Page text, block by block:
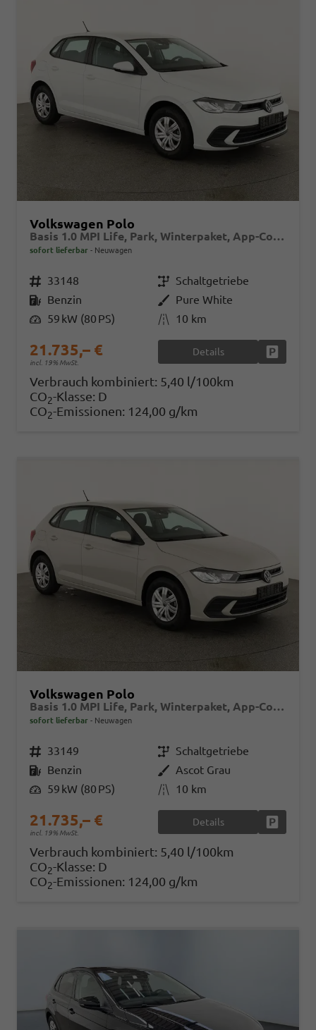
Volkswagen Polo
Basis 1.0 MPI Life, Park, Winterpaket, App-Connect, sofort
sofort lieferbar Neuwagen
Fahrzeugnr. 33148 GetriebeSchaltgetriebe
Kraftstoff Benzin AußenfarbePure White
Leistung 59 kW (80 PS) Kilometerstand 10 km
21.735,– €
incl. 19% MwSt.
Details
Verbrauch kombiniert: 5,40 l/100km
CO2-Klasse: D
CO2-Emissionen: 124,00 g/km
Volkswagen Polo
Basis 1.0 MPI Life, Park, Winterpaket, App-Connect, sofort
sofort lieferbar Neuwagen
Fahrzeugnr. 33149 GetriebeSchaltgetriebe
Kraftstoff Benzin AußenfarbeAscot Grau
Leistung 59 kW (80 PS) Kilometerstand 10 km
21.735,– €
incl. 19% MwSt.
Details
Verbrauch kombiniert: 5,40 l/100km
CO2-Klasse: D
CO2-Emissionen: 124,00 g/km